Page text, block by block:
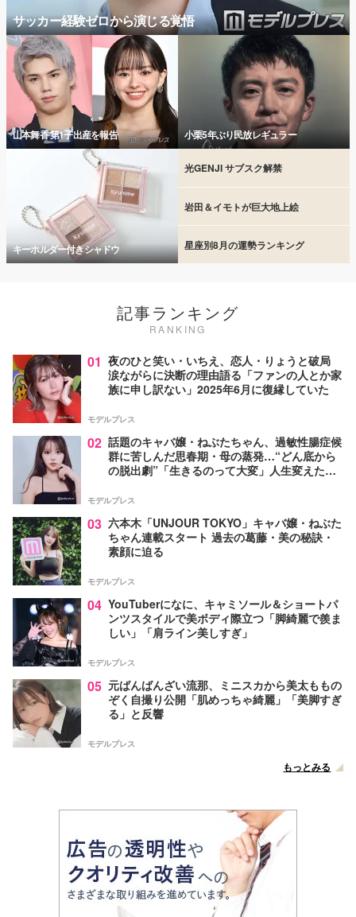
サッカー経験ゼロから演じる覚悟
山本舞香 第1子出産を報告 小栗5年ぶり民放レギュラー
キーホルダー付きシャドウ
光GENJI サブスク解禁
岩田＆イモトが巨大地上絵
星座別8月の運勢ランキング
記事ランキング
RANKING
01 夜のひと笑い・いちえ、恋人・りょうと破局
涙ながらに決断の理由語る「ファンの人とか家
族に申し訳ない」2025年6月に復縁していた
モデルプレス
02 話題のキャバ嬢・ねぶたちゃん、過敏性腸症候
群に苦しんだ思春期・母の蒸発…“どん底から
の脱出劇”「生きるのって大変」人生変えた言
モデルプレス
03 六本木「UNJOUR TOKYO」キャバ嬢・ねぶた
ちゃん連載スタート 過去の葛藤・美の秘訣・
素顔に迫る
モデルプレス
04 YouTuberになに、キャミソール＆ショートパ
ンツスタイルで美ボディ際立つ「脚綺麗で羨ま
しい」「肩ライン美しすぎ」
モデルプレス
05 元ばんばんざい流那、ミニスカから美太ももの
ぞく自撮り公開「肌めっちゃ綺麗」「美脚すぎ
る」と反響
モデルプレス
もっとみる